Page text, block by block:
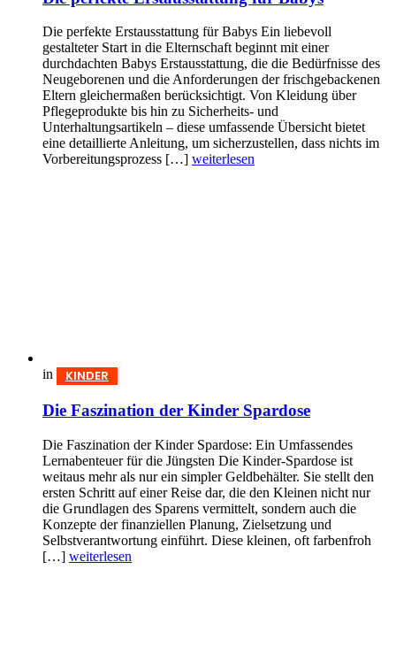
Die perfekte Erstausstattung für Babys Ein liebevoll
gestalteter Start in die Elternschaft beginnt mit einer
durchdachten Babys Erst­aus­stattung, die die Bedürfnisse des
Neugeborenen und die Anforderungen der frischgebackenen
Eltern gleichermaßen berücksichtigt. Von Kleidung über
Pflegeprodukte bis hin zu Sicherheits- und
Unterhaltungsartikeln – diese umfassende Übersicht bietet
eine detaillierte Anleitung, um sicherzustellen, dass nichts im
Vorbereitungsprozess […] weiterlesen
in KINDER
Die Faszination der Kinder Spardose
Die Faszination der Kinder Spardose: Ein Umfassendes
Lernabenteuer für die Jüngsten Die Kinder-Spardose ist
weitaus mehr als nur ein simpler Geldbehälter. Sie stellt den
ersten Schritt auf einer Reise dar, die den Kleinen nicht nur
die Grundlagen des Sparens vermittelt, sondern auch die
Konzepte der finanziellen Planung, Zielsetzung und
Selbstverantwortung einführt. Diese kleinen, oft farbenfroh
[…] weiterlesen